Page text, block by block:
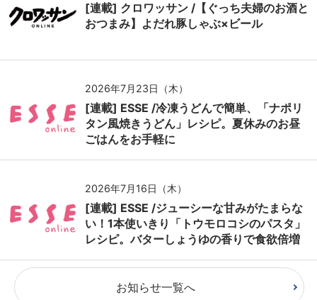
[連載] クロワッサン /【ぐっち夫婦のお酒と
おつまみ】よだれ豚しゃぶ×ビール
2026年7月23日（木）
[連載] ESSE /冷凍うどんで簡単、「ナポリ
タン風焼きうどん」レシピ。夏休みのお昼
ごはんをお手軽に
2026年7月16日（木）
[連載] ESSE /ジューシーな甘みがたまらな
い！1本使いきり「トウモロコシのパスタ」
レシピ。バターしょうゆの香りで食欲倍増
お知らせ一覧へ